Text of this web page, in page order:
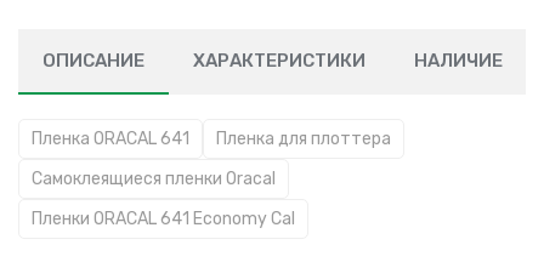
ОПИСАНИЕ ХАРАКТЕРИСТИКИ НАЛИЧИЕ
Пленка ORACAL 641
Пленка для плоттера
Самоклеящиеся пленки Oracal
Пленки ORACAL 641 Economy Cal